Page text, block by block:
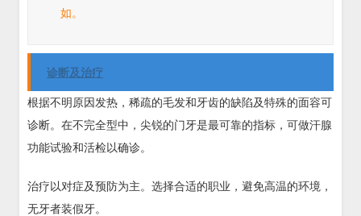
如。
诊断及治疗
根据不明原因发热，稀疏的毛发和牙齿的缺陷及特殊的面容可
诊断。在不完全型中，尖锐的门牙是最可靠的指标，可做汗腺
功能试验和活检以确诊。
治疗以对症及预防为主。选择合适的职业，避免高温的环境，
无牙者装假牙。